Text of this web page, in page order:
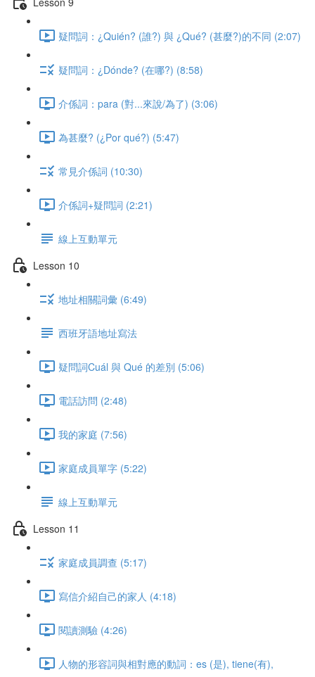
疑問詞：¿Quién? (誰?) 與 ¿Qué? (甚麼?)的不同 (2:07)
疑問詞：¿Dónde? (在哪?) (8:58)
介係詞：para (對...來說/為了) (3:06)
為甚麼? (¿Por qué?) (5:47)
常見介係詞 (10:30)
介係詞+疑問詞 (2:21)
線上互動單元
Lesson 10
地址相關詞彙 (6:49)
西班牙語地址寫法
疑問詞Cuál 與 Qué 的差別 (5:06)
電話訪問 (2:48)
我的家庭 (7:56)
家庭成員單字 (5:22)
線上互動單元
Lesson 11
家庭成員調查 (5:17)
寫信介紹自己的家人 (4:18)
閱讀測驗 (4:26)
人物的形容詞與相對應的動詞：es (是), tiene(有),